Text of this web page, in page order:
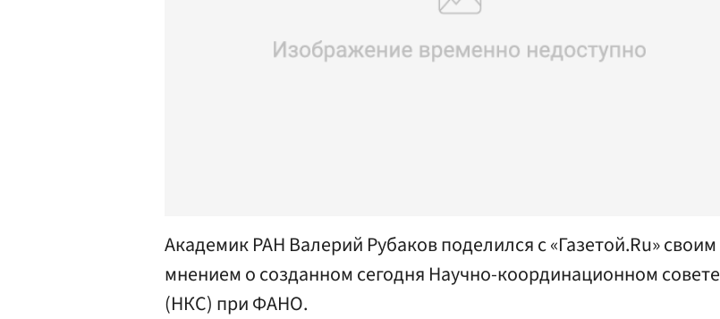
Академик РАН Валерий Рубаков поделился с «Газетой.Ru» своим
мнением о созданном сегодня Научно-координационном совете
(НКС) при ФАНО.